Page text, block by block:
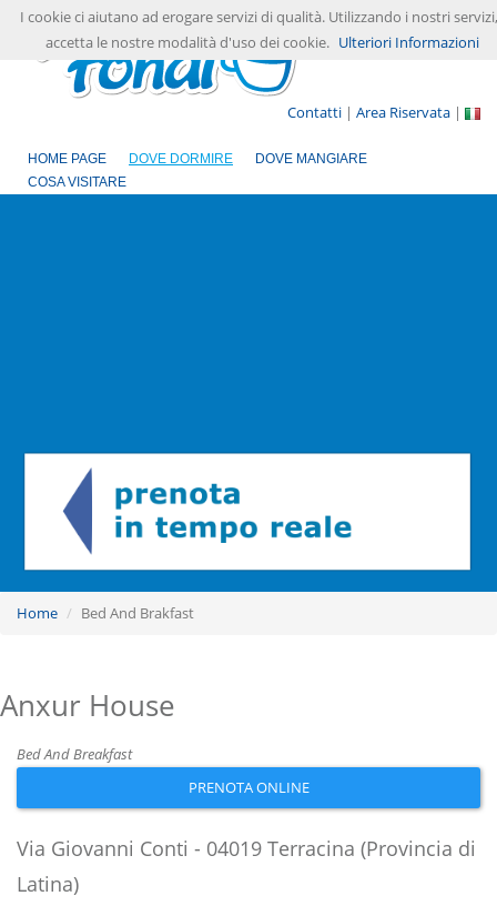
Contatti | Area Riservata |
HOME PAGE DOVE DORMIRE
DOVE MANGIARE
COSA VISITARE
Home Bed And Brakfast
Anxur House
Bed And Breakfast
PRENOTA ONLINE
Via Giovanni Conti - 04019 Terracina (Provincia di
Latina)
I cookie ci aiutano ad erogare servizi di qualità. Utilizzando i nostri
accetta le nostre modalità d'uso dei cookie. Ulteriori Informazioni